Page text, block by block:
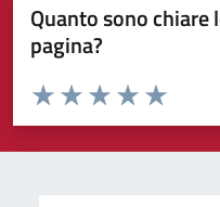
Quanto sono
pagina?
Valuta da 1 a 5 stelle la pagina
Valuta 5
Valuta 4
Valuta 3 stelle su
Valuta 2 stelle su 5
Valuta 1 stelle su 5